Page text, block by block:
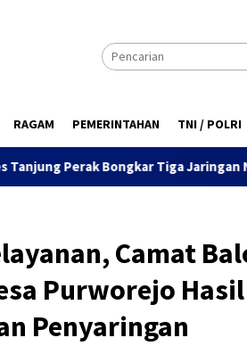
RAGAM PEMERINTAHAN TNI / POLRI
Tiga Jaringan Narkoba, 22,76 Gram
Camat
Purworejo Hasil
Penyaringan